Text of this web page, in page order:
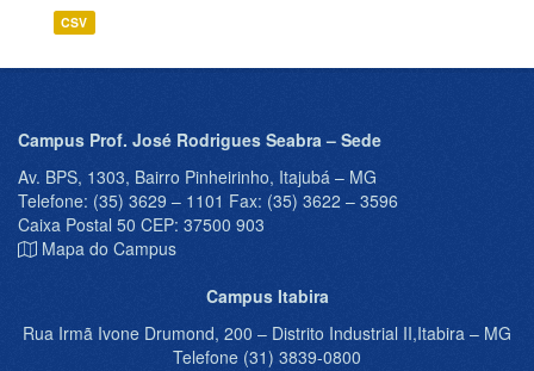
CSV
Campus Prof. José Rodrigues Seabra – Sede
Av. BPS, 1303, Bairro Pinheirinho, Itajubá – MG
Telefone: (35) 3629 – 1101 Fax: (35) 3622 – 3596
Caixa Postal 50 CEP: 37500 903
Mapa do Campus
Campus Itabira
Rua Irmã Ivone Drumond, 200 – Distrito Industrial II,Itabira – MG
Telefone (31) 3839-0800